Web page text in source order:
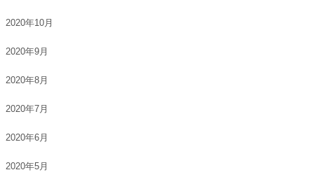
2020年10月
2020年9月
2020年8月
2020年7月
2020年6月
2020年5月